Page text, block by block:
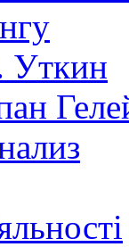
Уткин